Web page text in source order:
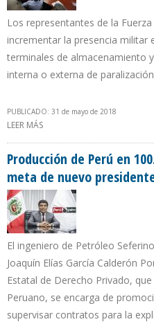
Los representantes de la
incrementar la presencia militar
terminales de almacenamiento
interna o externa de
PUBLICADO: 31 de mayo de 2018
LEER MÁS
Producción de Perú en
meta de nuevo
El ingeniero de Petróleo
Joaquín Elías García Calderón
Estatal de Derecho Privado,
Peruano, se encarga de
supervisar contratos para la